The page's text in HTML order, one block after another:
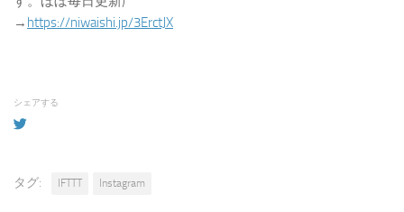
→ https://niwaishi.jp/3ErctJX
シェアする
タグ: IFTTT Instagram